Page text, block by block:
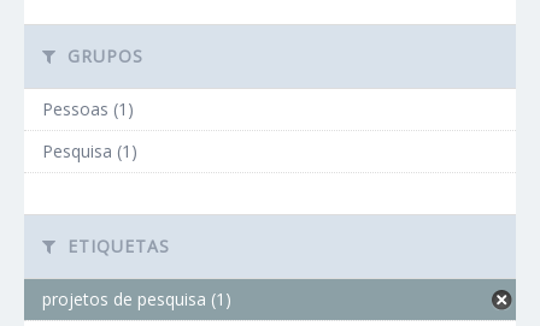
GRUPOS
Pessoas (1)
Pesquisa (1)
ETIQUETAS
projetos de pesquisa (1)